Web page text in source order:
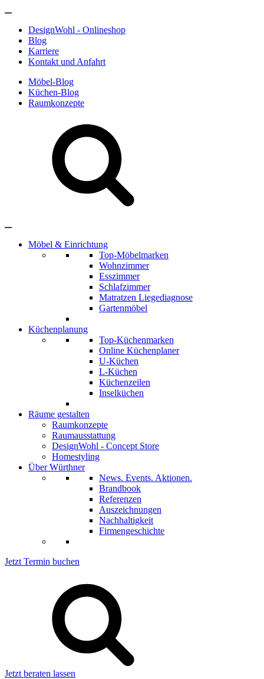
DesignWohl - Onlineshop
Blog
Karriere
Kontakt und Anfahrt
Möbel-Blog
Küchen-Blog
Raumkonzepte
Möbel & Einrichtung
Top-Möbelmarken
Wohnzimmer
Esszimmer
Schlafzimmer
Matratzen Liegediagnose
Gartenmöbel
Küchenplanung
Top-Küchenmarken
Online Küchenplaner
U-Küchen
L-Küchen
Küchenzeilen
Inselküchen
Räume gestalten
Raumkonzepte
Raumausstattung
DesignWohl - Concept Store
Homestyling
Über Würthner
News. Events. Aktionen.
Brandbook
Referenzen
Auszeichnungen
Nachhaltigkeit
Firmengeschichte
Jetzt Termin buchen
Jetzt beraten lassen